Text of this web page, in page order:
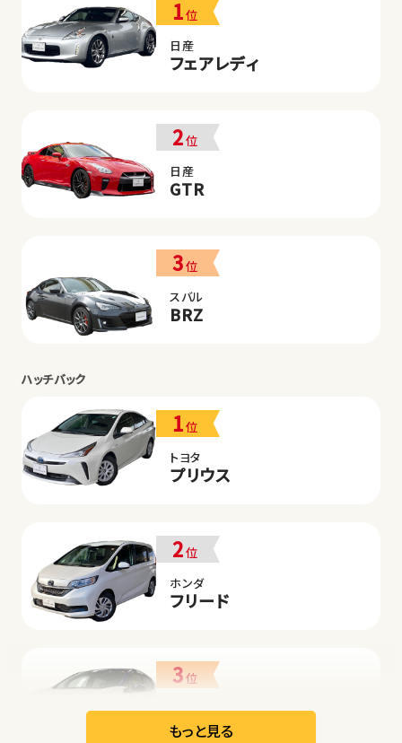
1位
日産
フェアレディ
2位
日産
GTR
3位
スバル
BRZ
ハッチバック
1位
トヨタ
プリウス
2位
ホンダ
フリード
3位
日産
リーフ
もっと見る